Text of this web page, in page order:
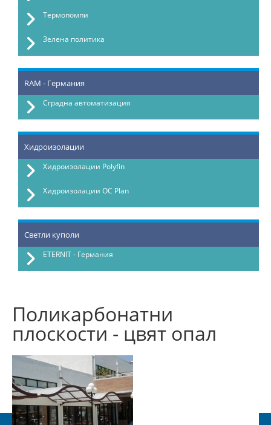
Термопомпи
Зелена политика
RAM - Германия
Сградна автоматизация
Хидроизолации
Хидроизолации Polyfin
Хидроизолации OC Plan
Светли куполи
ETERNIT - Германия
Поликарбонатни
плоскости - цвят опал